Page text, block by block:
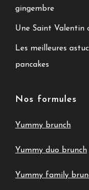
gingembre
Une Saint Valentin
Les meilleures
pancakes
Nos formules
Yummy brunch
Yummy duo brunch
Yummy family